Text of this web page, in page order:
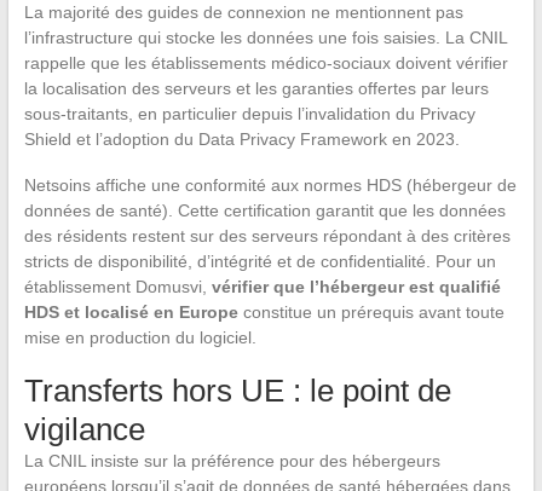
La majorité des guides de connexion ne mentionnent pas
l’infrastructure qui stocke les données une fois saisies. La CNIL
rappelle que les établissements médico-sociaux doivent vérifier
la localisation des serveurs et les garanties offertes par leurs
sous-traitants, en particulier depuis l’invalidation du Privacy
Shield et l’adoption du Data Privacy Framework en 2023.
Netsoins affiche une conformité aux normes HDS (hébergeur de
données de santé). Cette certification garantit que les données
des résidents restent sur des serveurs répondant à des critères
stricts de disponibilité, d’intégrité et de confidentialité. Pour un
établissement Domusvi, vérifier que l’hébergeur est qualifié
HDS et localisé en Europeconstitue un prérequis avant toute
mise en production du logiciel.
Transferts hors UE : le point de
vigilance
La CNIL insiste sur la préférence pour des hébergeurs
européens lorsqu’il s’agit de données de santé hébergées dans